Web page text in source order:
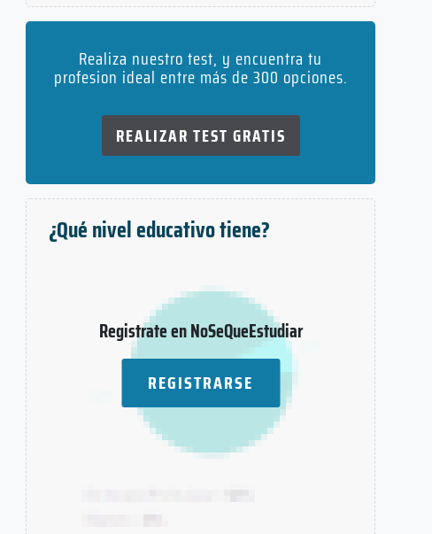
Realiza nuestro test, y encuentra tu
profesion ideal entre más de 300 opciones.
REALIZAR TEST GRATIS
¿Qué nivel educativo tiene?
Registrate en NoSeQueEstudiar
REGISTRARSE